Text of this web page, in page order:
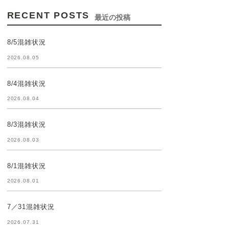
RECENT POSTS 最近の投稿
8/5混雑状況
2026.08.05
8/4混雑状況
2026.08.04
8/3混雑状況
2026.08.03
8/1混雑状況
2026.08.01
7／31混雑状況
2026.07.31